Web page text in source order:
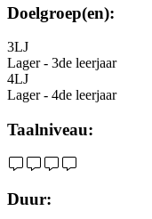
Doelgroep(en):
3LJ
Lager - 3de leerjaar
4LJ
Lager - 4de leerjaar
Taalniveau:
Duur: